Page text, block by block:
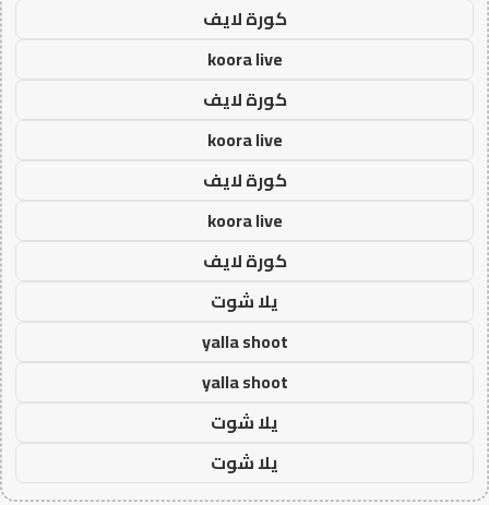
كورة لايف
koora live
كورة لايف
koora live
كورة لايف
koora live
كورة لايف
يلا شوت
yalla shoot
yalla shoot
يلا شوت
يلا شوت